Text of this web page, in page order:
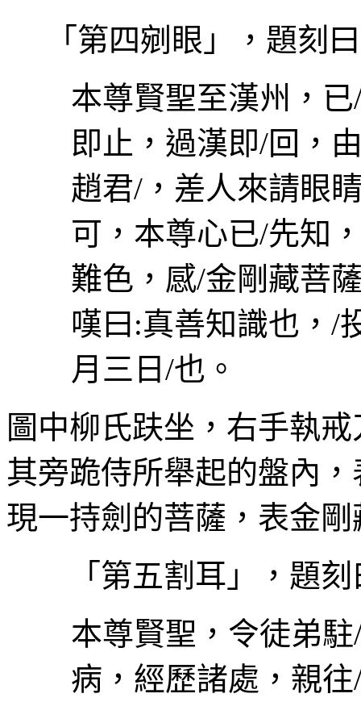
「第四剜眼」，題刻
本尊賢聖至漢州，已
即止，過漢即/回，
趙君/ ，差人來請眼
可，本尊心已/先知
難色，感/金剛藏菩
嘆曰 :真善知識也， /
月三日 /也。
圖中柳氏趺坐，右手執
其旁跪侍所舉起的盤內
現一持劍的菩薩，表金
「第五割耳」，題刻
本尊賢聖，令徒弟駐
病，經歷諸處，親往